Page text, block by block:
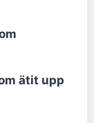
ätit upp